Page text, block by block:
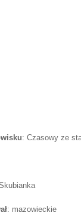
: Czasowy ze
: mazowieckie